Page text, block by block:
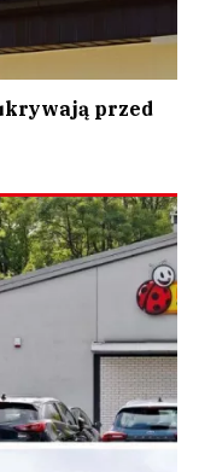
przed